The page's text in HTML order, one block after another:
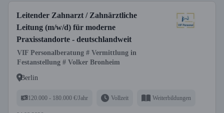
Leitender Zahnarzt / Zahnärztliche
Leitung (m/w/d) für moderne
Praxisstandorte - deutschlandweit
VIF Personalberatung # Vermittlung in
Festanstellung # Volker Bronheim
Berlin
120.000 - 180.000 €/Jahr Vollzeit Weiterbildungen